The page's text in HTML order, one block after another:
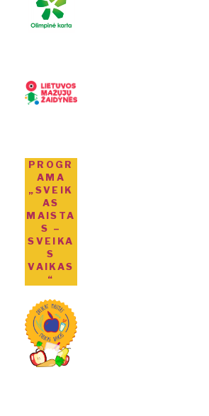
PROGR
AMA
„SVEIK
AS
MAISTA
S –
SVEIKA
S
VAIKAS
“